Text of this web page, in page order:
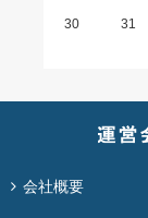
30 31
会社概要